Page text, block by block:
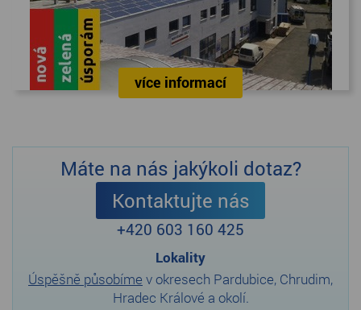
více informací
Máte na nás jakýkoli dotaz?
Kontaktujte nás
+420 603 160 425
Lokality
Úspěšně působíme v okresech Pardubice, Chrudim,
Hradec Králové a okolí.